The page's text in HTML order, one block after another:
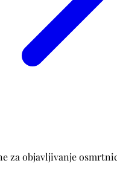
za objavljivanje